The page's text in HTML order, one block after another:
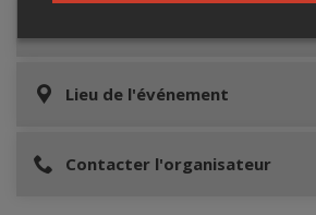
Lieu de l'événement
Contacter l'organisateur